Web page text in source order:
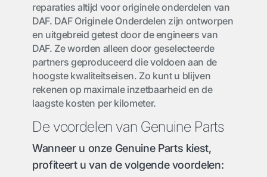
reparaties altijd voor originele onderdelen van
DAF. DAF Originele Onderdelen zijn ontworpen
en uitgebreid getest door de engineers van
DAF. Ze worden alleen door geselecteerde
partners geproduceerd die voldoen aan de
hoogste kwaliteitseisen. Zo kunt u blijven
rekenen op maximale inzetbaarheid en de
laagste kosten per kilometer.
De voordelen van Genuine Parts
Wanneer u onze Genuine Parts kiest,
profiteert u van de volgende voordelen: